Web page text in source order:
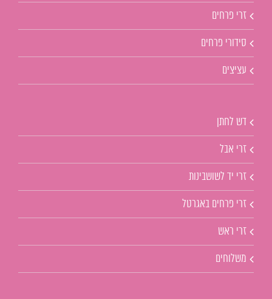
זרי פרחים
סידורי פרחים
עציצים
דש לחתן
זרי אבל
זרי יד לשושבינות
זרי פרחים באגרטל
זרי ראש
משלוחים